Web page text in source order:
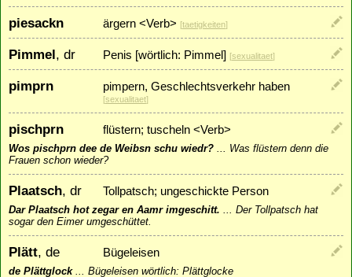
piesackn ärgern <Verb> [taetigkeiten]
Pimmel, dr Penis [wörtlich: Pimmel] [sexualitaet]
pimprn pimpern, Geschlechtsverkehr haben
[sexualitaet]
pischprn flüstern; tuscheln <Verb>
Wos pischprn dee de Weibsn schu wiedr? ... Was flüstern denn die
Frauen schon wieder?
Plaatsch, dr Tollpatsch; ungeschickte Person
Dar Plaatsch hot zegar en Aamr imgeschitt. ... Der Tollpatsch hat
sogar den Eimer umgeschüttet.
Plätt, de Bügeleisen
de Plättglock... Bügeleisen wörtlich: Plättglocke